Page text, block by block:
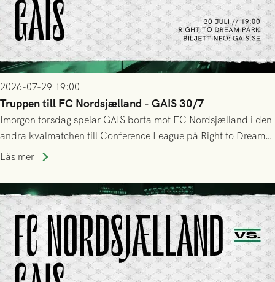
2026-07-29 19:00
Truppen till FC Nordsjælland - GAIS 30/7
Imorgon torsdag spelar GAIS borta mot FC Nordsjælland i den
andra kvalmatchen till Conference League på Right to Dream
Park! Fredrik Holmberg och ledarstaben har tagit ut följande
Läs mer